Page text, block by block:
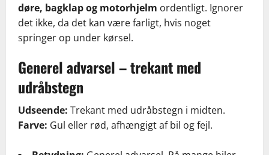
døre, bagklap og motorhjelm ordentligt. Ignorer
det ikke, da det kan være farligt, hvis noget
springer op under kørsel.
Generel advarsel – trekant med
udråbstegn
Udseende: Trekant med udråbstegn i midten.
Farve: Gul eller rød, afhængigt af bil og fejl.